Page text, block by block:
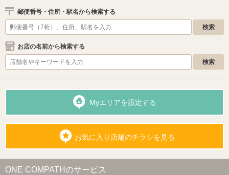
郵便番号・住所・駅名から検索する
お店の名前から検索する
Myエリアを設定する
お気に入り店舗のチラシを見る
ONE COMPATHのサービス